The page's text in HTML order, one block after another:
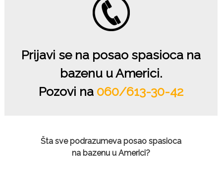
Prijavi se na posao spasioca na
bazenu u Americi.
Pozovi na 060/613-30-42
Šta sve podrazumeva posao spasioca
na bazenu u Americi?